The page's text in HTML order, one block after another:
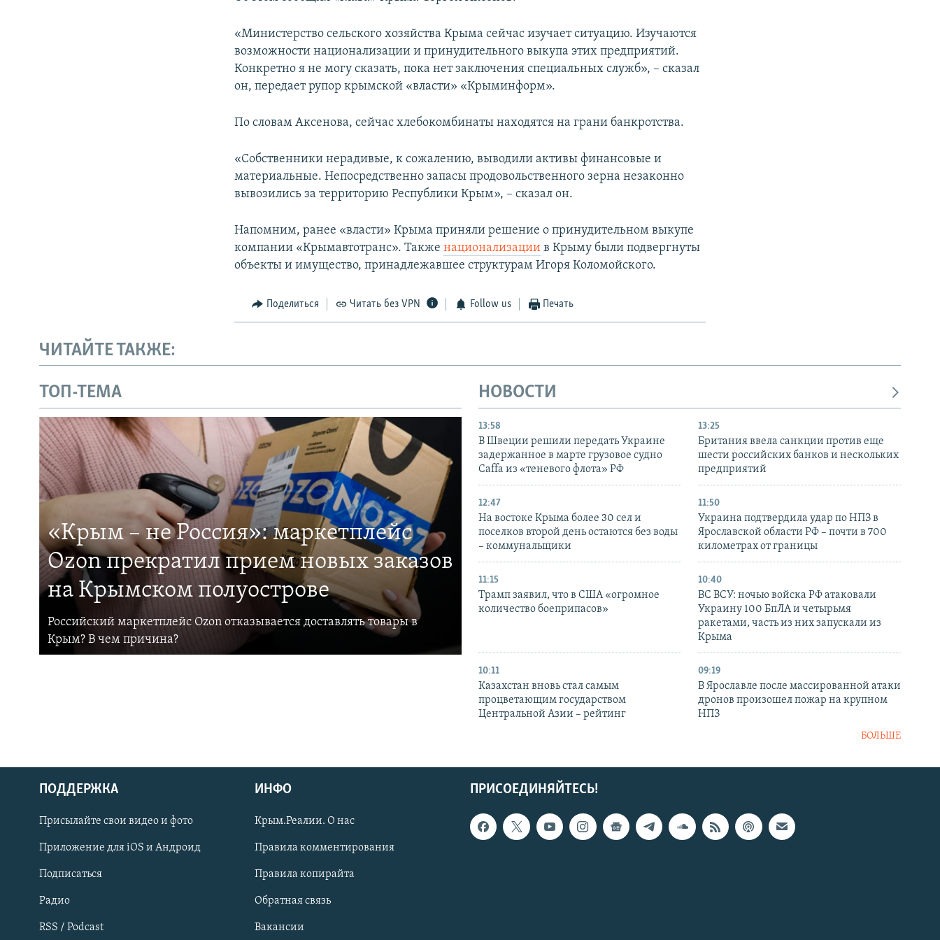
Українською
Qırımtatar
ПРИСОЕДИНЯЙТЕСЬ!
«Министерство сельского хозяйства Крыма сейчас изучает ситуацию. Изучаются
возможности национализации и принудительного выкупа этих предприятий.
Конкретно я не могу сказать, пока нет заключения специальных служб», – сказал
он, передает рупор крымской «власти» «Крыминформ».
По словам Аксенова, сейчас хлебокомбинаты находятся на грани банкротства.
«Собственники нерадивые, к сожалению, выводили активы финансовые и
материальные. Непосредственно запасы продовольственного зерна незаконно
вывозились за территорию Республики Крым», – сказал он.
Напомним, ранее «власти» Крыма приняли решение о принудительном выкупе
компании «Крымавтотранс». Такженационализации в Крыму были подвергнуты
объекты и имущество, принадлежавшее структурам Игоря Коломойского.
Поделиться Читать без VPN Follow us Печать
ЧИТАЙТЕ ТАКЖЕ:
ТОП-ТЕМА
«Крым – не Россия»: маркетплейс
Ozon прекратил прием новых заказов
на Крымском полуострове
Российский маркетплейс Ozon отказывается доставлять товары в
Крым? В чем причина?
НОВОСТИ
13:58
В Швеции решили передать Украине
задержанное в марте грузовое судно
Caffa из «теневого флота» РФ
13:25
Британия ввела санкции против еще
шести российских банков и нескольких
предприятий
12:47
На востоке Крыма более 30 сел и
поселков второй день остаются без воды
– коммунальщики
11:50
Украина подтвердила удар по НПЗ в
Ярославской области РФ – почти в 700
километрах от границы
11:15
Трамп заявил, что в США «огромное
количество боеприпасов»
10:40
ВС ВСУ: ночью войска РФ атаковали
Украину 100 БпЛА и четырьмя
ракетами, часть из них запускали из
Крыма
10:11
Казахстан вновь стал самым
процветающим государством
Центральной Азии – рейтинг
09:19
В Ярославле после массированной атаки
дронов произошел пожар на крупном
НПЗ
БОЛЬШЕ
ПРИСОЕДИНЯЙТЕСЬ!
ПОДДЕРЖКА
Присылайте свои видео и фото
Приложение для iOS и Андроид
Подписаться
Радио
RSS / Podcast
ИНФО
Крым.Реалии. О нас
Правила комментирования
Правила копирайта
Обратная связь
Вакансии